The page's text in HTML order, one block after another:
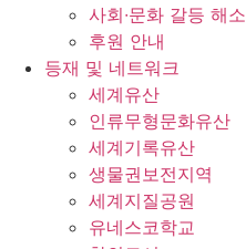
사회∙문화 갈등 해소
후원 안내
등재 및 네트워크
세계유산
인류무형문화유산
세계기록유산
생물권보전지역
세계지질공원
유네스코학교